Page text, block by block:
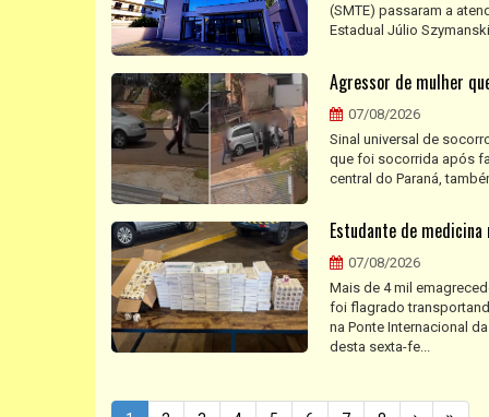
(SMTE) passaram a
Estadual Júlio
Agressor de mulher
07/08/2026
Sinal universal de
que foi socorrida após
central do Paraná,
Estudante de
07/08/2026
Mais de 4 mil
foi flagrado
na Ponte Internacional
desta sexta-fe...